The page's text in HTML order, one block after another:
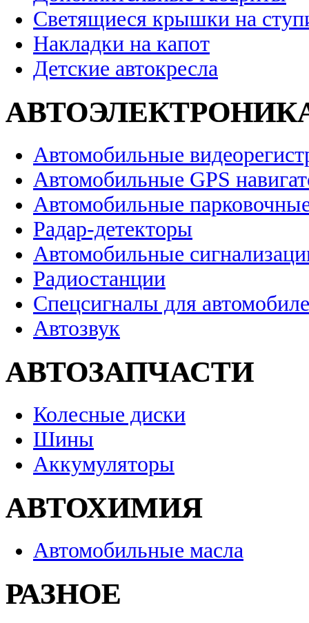
Светящиеся крышки на
Накладки на капот
Детские автокресла
Автомобильные
Автомобильные GPS
Автомобильные
Радар-детекторы
Автомобильные
Радиостанции
Спецсигналы для
Автозвук
АВТОЗАПЧАСТИ
Колесные диски
Шины
Аккумуляторы
АВТОХИМИЯ
Автомобильные масла
РАЗНОЕ